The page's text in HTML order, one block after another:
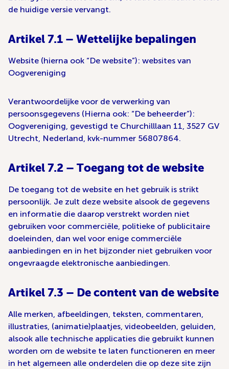
de huidige versie vervangt.
Artikel 7.1 – Wettelijke bepalingen
Website (hierna ook “De website”): websites van
Oogvereniging
Verantwoordelijke voor de verwerking van
persoonsgegevens (Hierna ook: “De beheerder”):
Oogvereniging, gevestigd te Churchilllaan 11, 3527 GV
Utrecht, Nederland, kvk-nummer 56807864.
Artikel 7.2 – Toegang tot de website
De toegang tot de website en het gebruik is strikt
persoonlijk. Je zult deze website alsook de gegevens
en informatie die daarop verstrekt worden niet
gebruiken voor commerciële, politieke of publicitaire
doeleinden, dan wel voor enige commerciële
aanbiedingen en in het bijzonder niet gebruiken voor
ongevraagde elektronische aanbiedingen.
Artikel 7.3 – De content van de website
Alle merken, afbeeldingen, teksten, commentaren,
illustraties, (animatie)plaatjes, videobeelden, geluiden,
alsook alle technische applicaties die gebruikt kunnen
worden om de website te laten functioneren en meer
in het algemeen alle onderdelen die op deze site zijn